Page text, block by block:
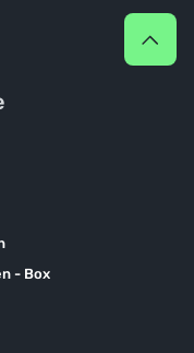
- Box